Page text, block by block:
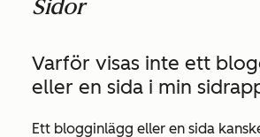
Sidor
Varför visas inte ett
eller en sida i min
Ett blogginlägg eller en sida